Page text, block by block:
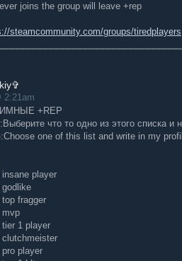
joins the group will leave +rep
steamcommunity.com/groups/tiredplayers
2:21am
+REP
что то одно из этого списка
one of this list and write in my
insane player
godlike
fragger
mvp
tier 1 player
clutchmeister
player